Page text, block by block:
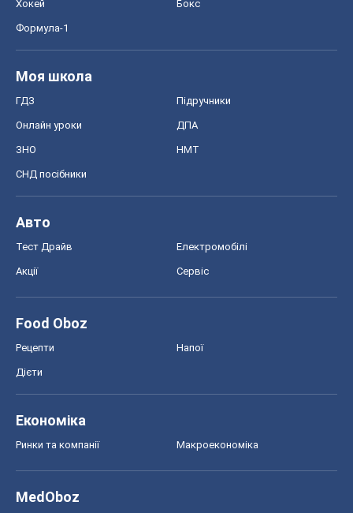
Хокей Бокс
Формула-1
Моя школа
ГДЗ Підручники
Онлайн уроки ДПА
ЗНО НМТ
СНД посібники
Авто
Тест Драйв Електромобілі
Акції Сервіс
Food Oboz
Рецепти Напої
Дієти
Економіка
Ринки та компанії Макроекономіка
MedOboz